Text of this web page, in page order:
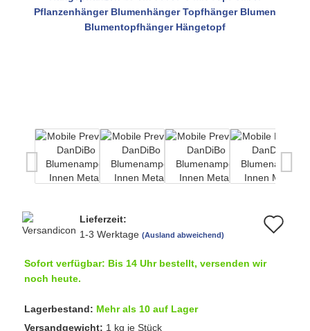
Lieferzeit:
1-3 Werktage (Ausland abweichend)
Sofort verfügbar: Bis 14 Uhr bestellt, versenden wir
noch heute.
Lagerbestand: Mehr als 10 auf Lager
Versandgewicht: 1 kg je Stück